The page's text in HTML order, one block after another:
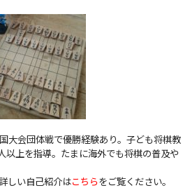
大会団体戦で優勝経験あり。子ども将棋教
以上を指導。たまに海外でも将棋の普及や
しい自己紹介はこちら をご覧ください。